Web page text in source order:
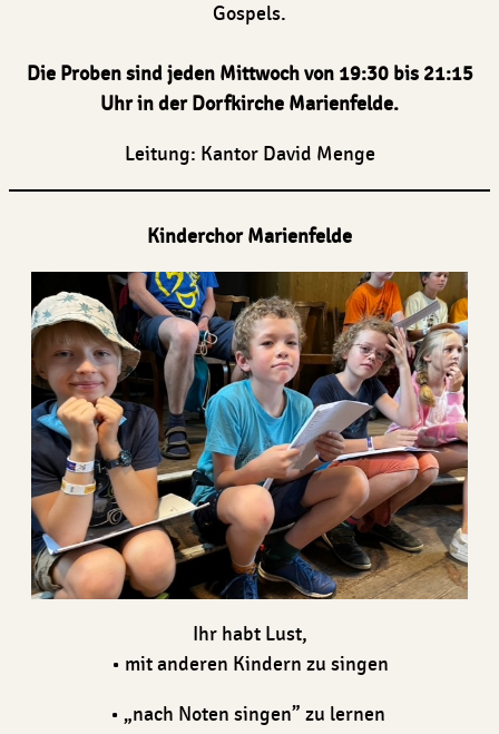
Gospels.
Die Proben sind jeden Mittwoch von 19:30 bis 21:15
Uhr in der Dorfkirche Marienfelde.
Leitung: Kantor David Menge
Kinderchor Marienfelde
Ihr habt Lust,
• mit anderen Kindern zu singen
• „nach Noten singen” zu lernen